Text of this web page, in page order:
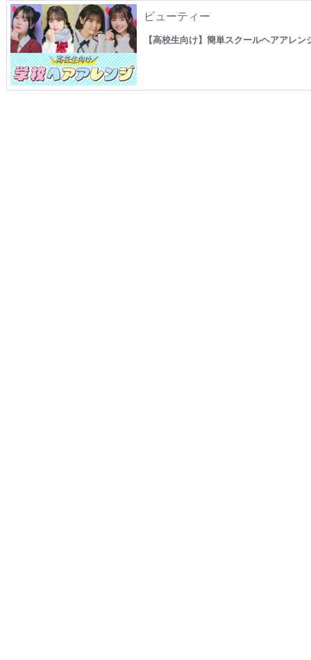
ビューティー
【高校生向け】簡単スクールヘアアレ